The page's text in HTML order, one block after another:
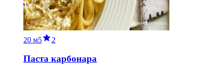
20 м5 2
Паста карбонара